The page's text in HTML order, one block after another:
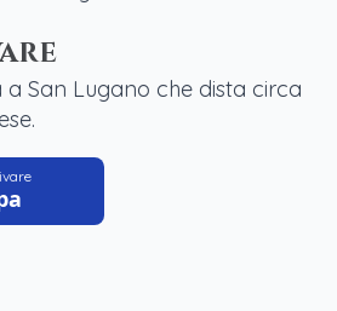
San Lugano che dista circa